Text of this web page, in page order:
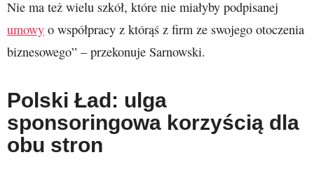
Nie ma też wielu szkół, które nie miałyby podpisanej
umowy o współpracy z którąś z firm ze swojego otoczenia
biznesowego” – przekonuje Sarnowski.
Polski Ład: ulga
sponsoringowa korzyścią dla
obu stron